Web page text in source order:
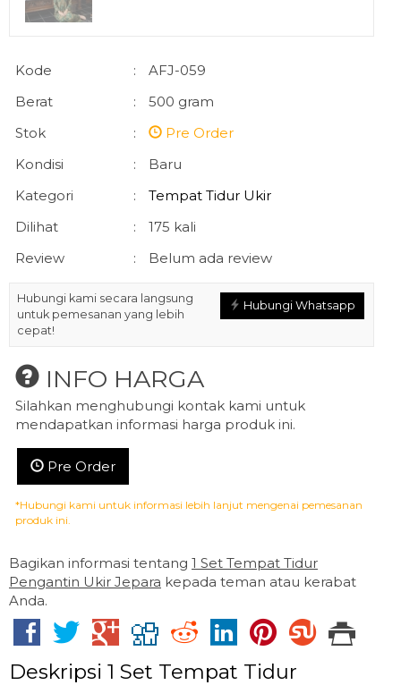
Kode :
AFJ-059
Berat
:
500 gram
Stok
:
Pre Order
Kondisi
:
Baru
Kategori
:
Tempat Tidur Ukir
Dilihat
:
175 kali
Review
: Belum ada review
Hubungi Whatsapp
Hubungi kami secara langsung
untuk pemesanan yang lebih
cepat!
INFO HARGA
Silahkan menghubungi kontak kami untuk
mendapatkan informasi harga produk ini.
Pre Order
*Hubungi kami untuk informasi lebih lanjut mengenai pemesanan
produk ini.
Bagikan informasi tentang 1 Set Tempat Tidur
Pengantin Ukir Jepara kepada teman atau kerabat
Anda.
Deskripsi 1 Set Tempat Tidur